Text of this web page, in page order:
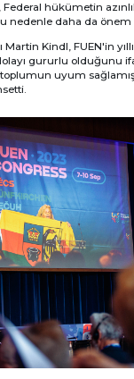
Federal hükümetin
nedenle daha da
Martin Kindl, FUEN'in
gururlu olduğunu
toplumun uyum